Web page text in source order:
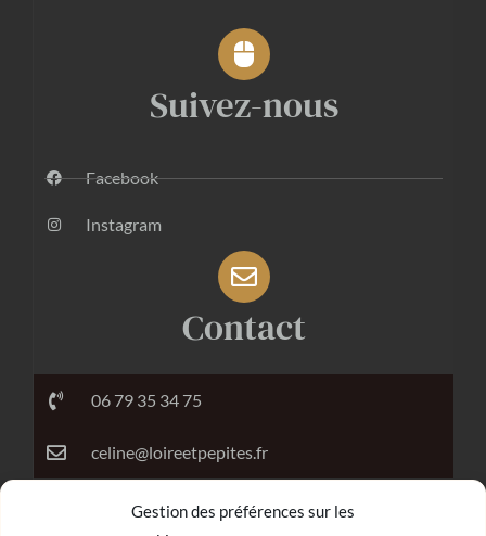
Gestion des préférences sur les
Suivez-nous
Facebook
Instagram
Contact
06 79 35 34 75
celine@loireetpepites.fr